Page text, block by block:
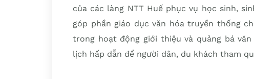
của các làng NTT Huế phục vụ học sinh,
góp phần giáo dục văn hóa truyền thống
trong hoạt động giới thiệu và quảng bá
lịch hấp dẫn để người dân, du khách tham